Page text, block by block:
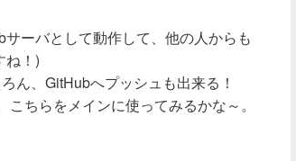
ーバとして動作して、他の人からも
ね！)
ん、GitHubへプッシュも出来る！
ちらをメインに使ってみるかな～。